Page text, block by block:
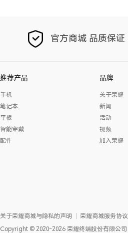
官方商城 品质保证
推荐产品
手机
笔记本
平板
智能穿戴
配件
品牌
关于荣耀
新闻
活动
视频
加入荣耀
关于荣耀商城与隐私的声明 荣耀商城服务协议
Copyright © 2020-2026 荣耀终端股份有限公司